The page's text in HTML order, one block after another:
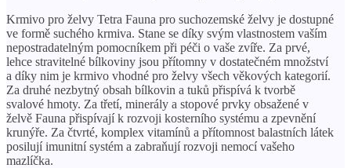
Krmivo pro želvy Tetra Fauna pro suchozemské želvy je dostupné
ve formě suchého krmiva. Stane se díky svým vlastnostem vaším
nepostradatelným pomocníkem při péči o vaše zvíře. Za prvé,
lehce stravitelné bílkoviny jsou přítomny v dostatečném množství
a díky nim je krmivo vhodné pro želvy všech věkových kategorií.
Za druhé nezbytný obsah bílkovin a tuků přispívá k tvorbě
svalové hmoty. Za třetí, minerály a stopové prvky obsažené v
želvě Fauna přispívají k rozvoji kosterního systému a zpevnění
krunýře. Za čtvrté, komplex vitamínů a přítomnost balastních látek
posilují imunitní systém a zabraňují rozvoji nemocí vašeho
mazlíčka.